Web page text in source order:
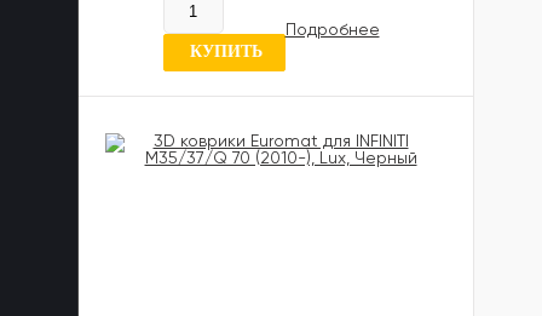
В наличии
0 отзывов
КУПИТЬ
Подробнее